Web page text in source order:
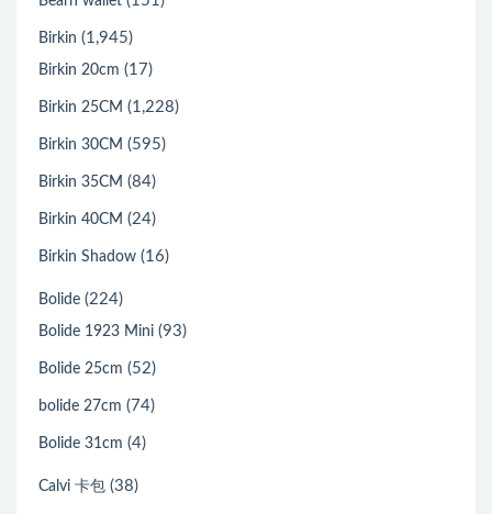
Birkin (1,945)
Birkin 20cm (17)
Birkin 25CM (1,228)
Birkin 30CM (595)
Birkin 35CM (84)
Birkin 40CM (24)
Birkin Shadow (16)
Bolide (224)
Bolide 1923 Mini (93)
Bolide 25cm (52)
bolide 27cm (74)
Bolide 31cm (4)
Calvi 卡包 (38)